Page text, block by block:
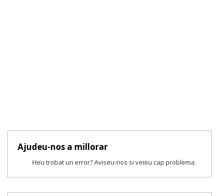
Ajudeu-nos a millorar
Heu trobat un error? Aviseu-nos si veieu cap problema.